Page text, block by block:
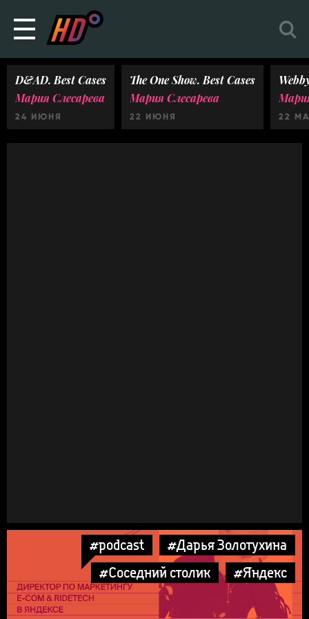
D&AD. Best Cases
Мария Слесарева
24 ИЮНЯ
The One Show. Best Cases
Мария Слесарева
22 ИЮНЯ 22
#podcast
#Дарья Золотухина
#Соседний столик
#Яндекс